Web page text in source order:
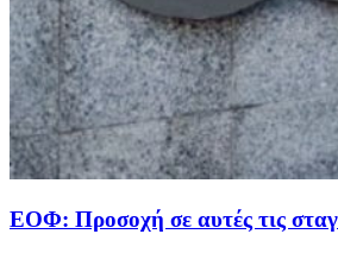
ΕΟΦ: Προσοχή σε αυτές τις